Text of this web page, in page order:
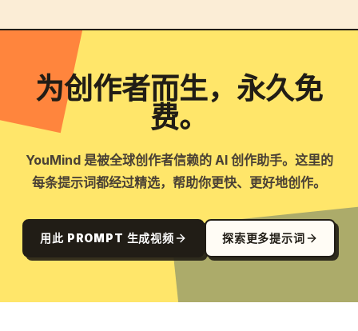
为创作者而生，永久免
费。
YouMind 是被全球创作者信赖的 AI 创作助手。这里的
每条提示词都经过精选，帮助你更快、更好地创作。
用此 PROMPT 生成视频 探索更多提示词